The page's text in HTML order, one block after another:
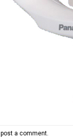
post a comment